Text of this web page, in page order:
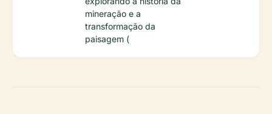
mineração e a
transformação da
paisagem (